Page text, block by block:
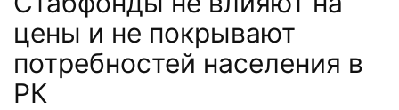
цены и не покрывают
потребностей населения в
РК